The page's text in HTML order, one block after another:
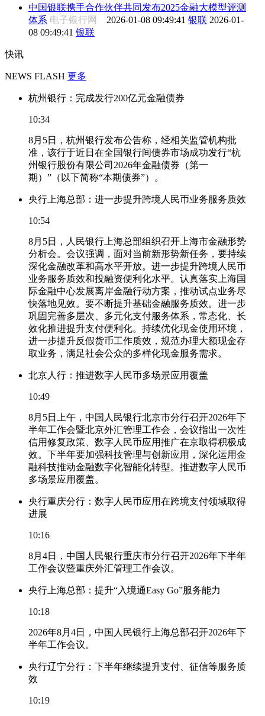
中国银联携手合作伙伴共同发布2025金融大模型评测
体系 电子银行网 2026-01-08 09:49:41 银联 2026-01-
08 09:49:41 银联
快讯
NEWS FLASH 更多
杭州银行：完成发行200亿元金融债券
10:34
8月5日，杭州银行发布公告称，经相关监管机构批
准，该行于近日在全国银行间债券市场成功发行“杭
州银行股份有限公司2026年金融债券（第一
期）”（以下简称“本期债券”）。
央行上海总部：进一步提升跨境人民币业务服务质效
10:54
8月5日，人民银行上海总部组织召开上海市金融形势
分析会。会议强调，面对当前新形势新任务，要持续
深化金融改革和高水平开放。进一步提升跨境人民币
业务服务质效和投融资便利化水平。认真落实上海国
际金融中心发展离岸金融行动方案，推动试点业务尽
快落地见效。要不断提升基础金融服务质效。进一步
巩固完善多层次、多元化支付服务体系，常态化、长
效化推进提升支付便利化。持续优化现金使用环境，
进一步提升反假货币工作质效，规范办理大额现金存
取业务，满足社会公众的多样化现金服务需求。
北京人行：推进数字人民币多场景应用覆盖
10:49
8月5日上午，中国人民银行北京市分行召开2026年下
半年工作会暨北京外汇管理工作会，会议指出一次性
信用修复政策、数字人民币应用推广在京取得积极成
效。下半年要加强科技管理与创新应用，深化运用金
融科技推动金融数字化智能化转型。推进数字人民币
多场景应用覆盖。
央行重庆分行：数字人民币应用在跨境支付领域取得
进展
10:16
8月4日，中国人民银行重庆市分行召开2026年下半年
工作会议暨重庆外汇管理工作会议。
央行上海总部：提升“入境通Easy Go”服务能力
10:18
2026年8月4日，中国人民银行上海总部召开2026年下
半年工作会议。
央行辽宁分行：下半年继续提升支付、征信等服务质
效
10:19